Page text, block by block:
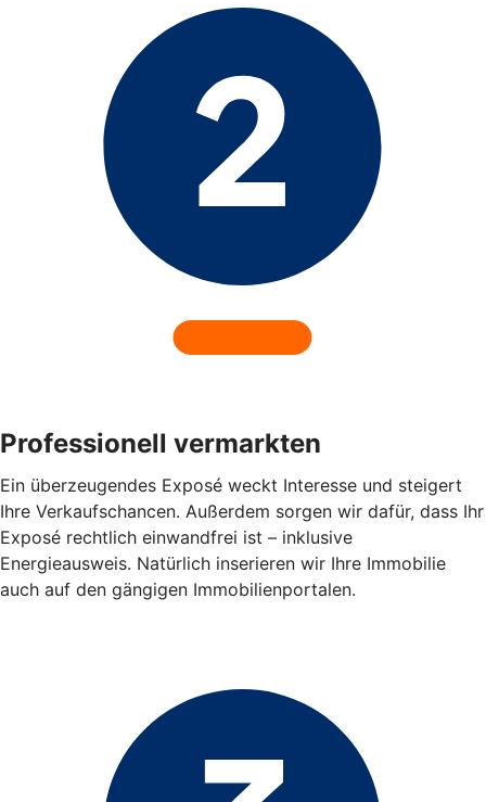
Professionell vermarkten
Ein überzeugendes Exposé weckt Interesse und steigert
Ihre Verkaufschancen. Außerdem sorgen wir dafür, dass Ihr
Exposé rechtlich einwandfrei ist – inklusive
Energieausweis. Natürlich inserieren wir Ihre Immobilie
auch auf den gängigen Immobilienportalen.